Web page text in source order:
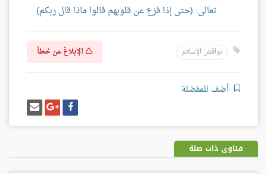
تعالى: (حتى إذا فزع عن قلوبهم قالوا ماذا قال ربكم)
نواقض الإسلام الإبلاغ عن خطأ
أضف للمفضلة
شارك
على
فيسبوك
شارك
على
غوغل
بلس
إرسل
إيميل
فتاوى ذات صلة